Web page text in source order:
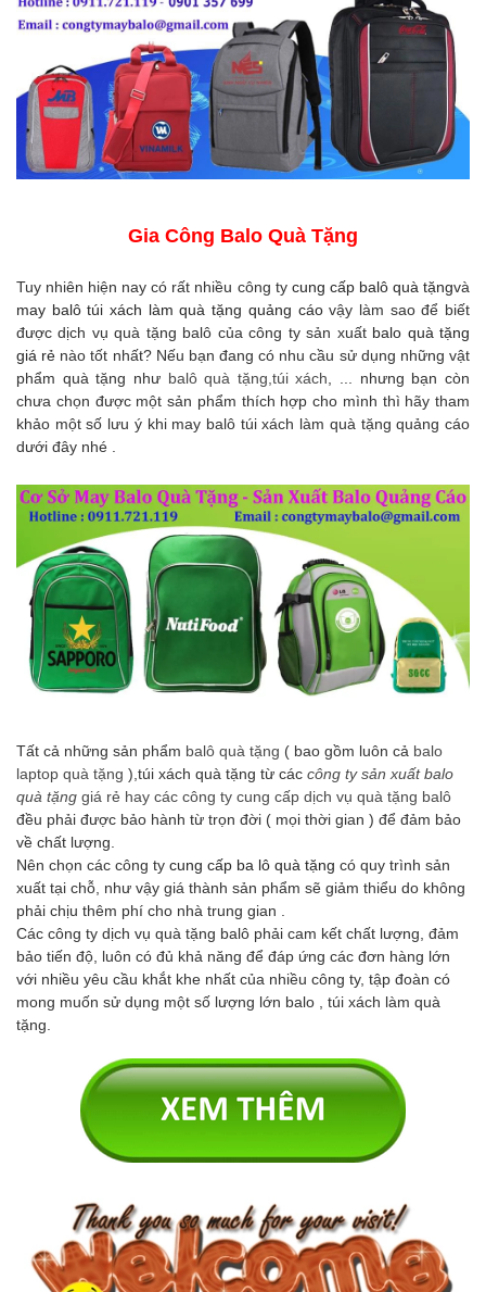
Gia Công Balo Quà Tặng
Tuy nhiên hiện nay có rất nhiều công ty cung cấp balô quà tặngvà
may balô túi xách làm quà tặng quảng cáovậy làm sao để biết
được dịch vụ quà tặng balô của công ty sản xuất balo quà tặng
giá rẻ nào tốt nhất? Nếu bạn đang có nhu cầu sử dụng những vật
phẩm quà tặng như balô quà tặng,túi xách, ... nhưng bạn còn
chưa chọn được một sản phẩm thích hợp cho mình thì hãy tham
khảo một số lưu ý khi may balô túi xách làm quà tặng quảng cáo
dưới đây nhé .
Tất cả những sản phẩm balô quà tặng ( bao gồm luôn cả balo
laptop quà tặng ),túi xách quà tặng từ các công ty sản xuất balo
quà tặng giá rẻ hay các công ty cung cấp dịch vụ quà tặng balô
đều phải được bảo hành từ trọn đời ( mọi thời gian ) để đảm bảo
về chất lượng.
Nên chọn các công ty cung cấp ba lô quà tặng có quy trình sản
xuất tại chỗ, như vậy giá thành sản phẩm sẽ giảm thiểu do không
phải chịu thêm phí cho nhà trung gian .
Các công ty dịch vụ quà tặng balô phải cam kết chất lượng, đảm
bảo tiến độ, luôn có đủ khả năng để đáp ứng các đơn hàng lớn
với nhiều yêu cầu khắt khe nhất của nhiều công ty, tập đoàn có
mong muốn sử dụng một số lượng lớn balo , túi xách làm quà
tặng.